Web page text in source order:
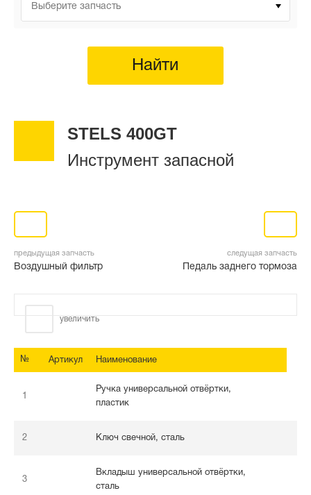
Выберите запчасть
Найти
STELS 400GT
Инструмент запасной
предыдущая запчасть
Воздушный фильтр
следущая запчасть
Педаль заднего тормоза
увеличить
№ Артикул Наименование
1
Ручка универсальной отвёртки,
пластик
2 Ключ свечной, сталь
3
Вкладыш универсальной отвёртки,
сталь